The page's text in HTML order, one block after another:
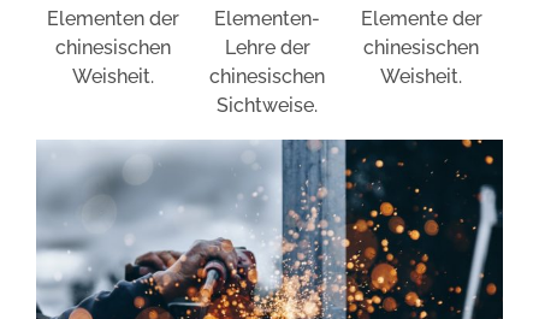
Elementen der
chinesischen
Weisheit.
Elementen-
Lehre der
chinesischen
Sichtweise.
Elemente der
chinesischen
Weisheit.